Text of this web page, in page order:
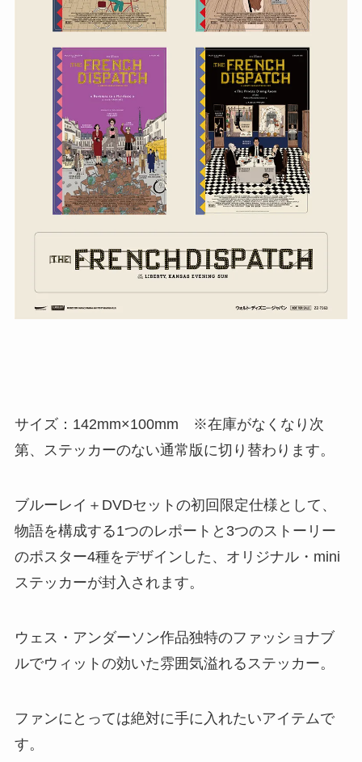
サイズ：142mm×100mm ※在庫がなくなり次
第、ステッカーのない通常版に切り替わります。
ブルーレイ＋DVDセットの初回限定仕様として、
物語を構成する1つのレポートと3つのストーリー
のポスター4種をデザインした、オリジナル・mini
ステッカーが封入されます。
ウェス・アンダーソン作品独特のファッショナブ
ルでウィットの効いた雰囲気溢れるステッカー。
ファンにとっては絶対に手に入れたいアイテムで
す。